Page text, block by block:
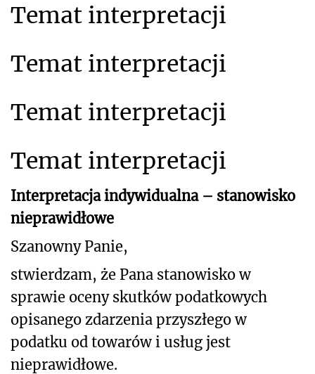
Temat interpretacji
Temat interpretacji
Temat interpretacji
Temat interpretacji
Interpretacja indywidualna – stanowisko
nieprawidłowe
Szanowny Panie,
stwierdzam, że Pana stanowisko w
sprawie oceny skutków podatkowych
opisanego zdarzenia przyszłego w
podatku od towarów i usług jest
nieprawidłowe.